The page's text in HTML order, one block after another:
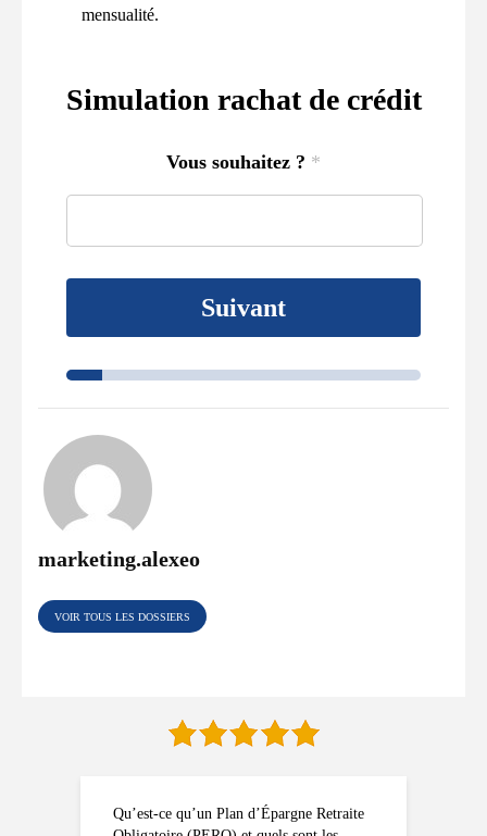
mensualité.
Simulation rachat de crédit
Vous souhaitez ? *
Suivant
marketing.alexeo
VOIR TOUS LES DOSSIERS
Qu’est-ce qu’un Plan d’Épargne Retraite